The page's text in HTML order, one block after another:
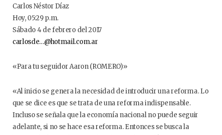
Carlos Néstor Díaz
Hoy, 05:29 p.m.
Sábado 4 de febrero del 2017
carlosde…@hotmail.com.ar
«Para tu seguidor Aaron (ROMERO)»
«Al inicio se genera la necesidad de introducir una reforma. Lo
que se dice es que se trata de una reforma indispensable.
Incluso se señala que la economía nacional no puede seguir
adelante, si no se hace esa reforma. Entonces se busca la